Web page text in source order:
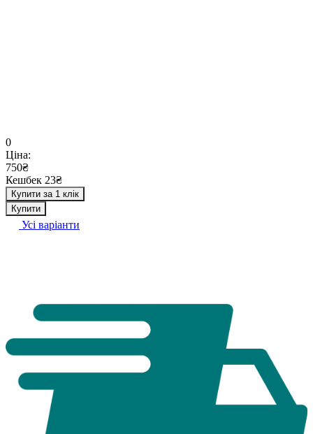
0
Ціна:
750₴
Кешбек 23₴
Купити за 1 клік
Купити
Усі варіанти